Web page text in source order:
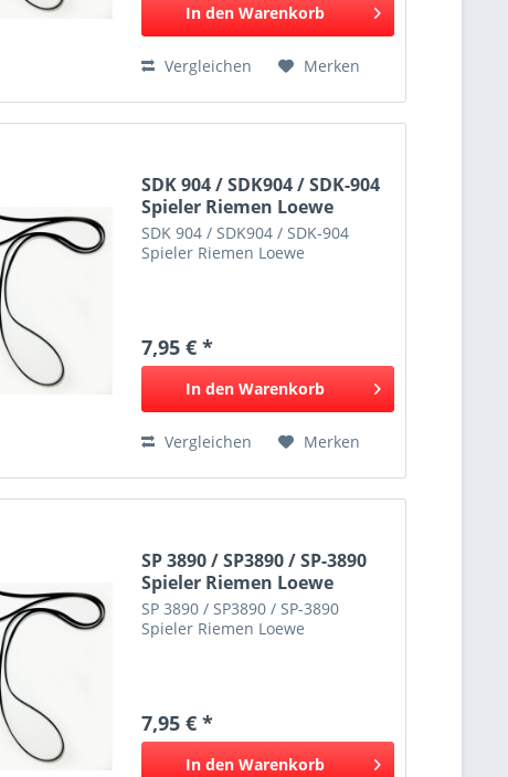
In den Warenkorb
Vergleichen Merken
SDK 904 / SDK904 / SDK-904
Spieler Riemen Loewe
SDK 904 / SDK904 / SDK-904
Spieler Riemen Loewe
7,95 € *
In den Warenkorb
Vergleichen Merken
SP 3890 / SP3890 / SP-3890
Spieler Riemen Loewe
SP 3890 / SP3890 / SP-3890
Spieler Riemen Loewe
7,95 € *
In den Warenkorb